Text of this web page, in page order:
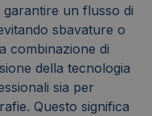
un flusso di
sbavature o
combinazione di
della tecnologia
sia per
Questo significa